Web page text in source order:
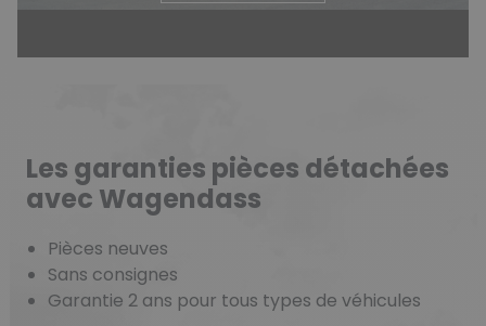
Les garanties pièces détachées
avec Wagendass
Pièces neuves
Sans consignes
Garantie 2 ans pour tous types de véhicules